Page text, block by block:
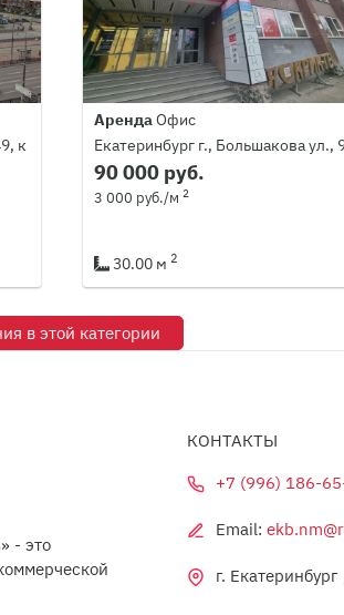
к
Аренда Офис
Екатеринбург г., Большакова ул.,
90 000 руб.
3 000 руб./м 2
30.00 м 2
в этой категории
- это
КОНТАКТЫ
+7 (996) 186-
Email:
г.